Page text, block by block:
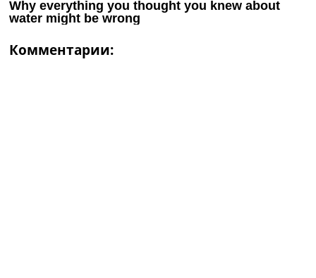
Комментарии: